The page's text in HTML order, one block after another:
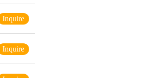
Inquire
Inquire